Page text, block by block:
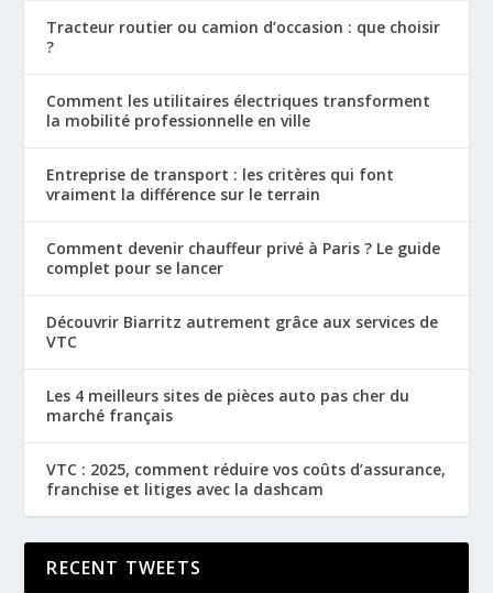
Tracteur routier ou camion d’occasion : que choisir
?
Comment les utilitaires électriques transforment
la mobilité professionnelle en ville
Entreprise de transport : les critères qui font
vraiment la différence sur le terrain
Comment devenir chauffeur privé à Paris ? Le guide
complet pour se lancer
Découvrir Biarritz autrement grâce aux services de
VTC
Les 4 meilleurs sites de pièces auto pas cher du
marché français
VTC : 2025, comment réduire vos coûts d’assurance,
franchise et litiges avec la dashcam
RECENT TWEETS